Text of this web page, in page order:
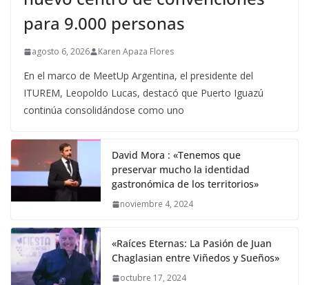
para 9.000 personas
agosto 6, 2026 Karen Apaza Flores
En el marco de MeetUp Argentina, el presidente del
ITUREM, Leopoldo Lucas, destacó que Puerto Iguazú
continúa consolidándose como uno
David Mora : «Tenemos que
preservar mucho la identidad
gastronómica de los territorios»
noviembre 4, 2024
«Raíces Eternas: La Pasión de Juan
Chaglasian entre Viñedos y Sueños»
octubre 17, 2024